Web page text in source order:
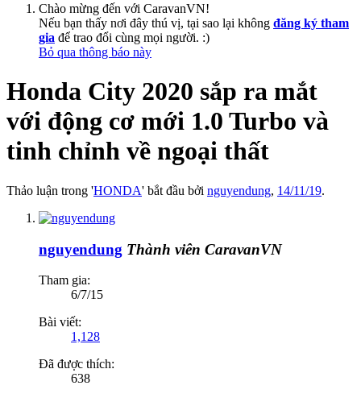
Chào mừng đến với CaravanVN!
Nếu bạn thấy nơi đây thú vị, tại sao lại không đăng ký tham
gia để trao đổi cùng mọi người. :)
Bỏ qua thông báo này
Honda City 2020 sắp ra mắt
với động cơ mới 1.0 Turbo và
tinh chỉnh về ngoại thất
Thảo luận trong 'HONDA' bắt đầu bởi nguyendung, 14/11/19.
nguyendung Thành viên CaravanVN
Tham gia:
6/7/15
Bài viết:
1,128
Đã được thích:
638